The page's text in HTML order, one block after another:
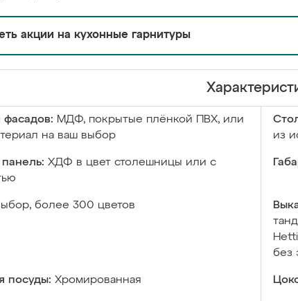
акции на кухонные гарнитуры
фасадов: МДФ, покрытые плёнкой ПВХ, или
на ваш выбор
из
ХДФ в цвет столешницы или с
более 300 цветов
без
посуды: Хромированная